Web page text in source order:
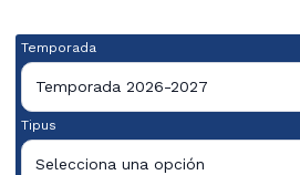
Temporada
Temporada 2026-2027
Tipus
Selecciona una opción